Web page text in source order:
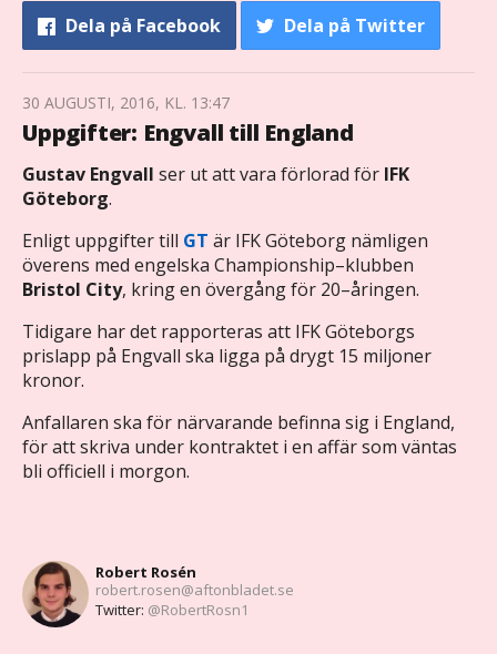
Dela på Facebook Dela på Twitter
30 AUGUSTI, 2016, KL. 13:47
Uppgifter: Engvall till England
Gustav Engvall ser ut att vara förlorad för IFK
Göteborg.
Enligt uppgifter till GT är IFK Göteborg nämligen
överens med engelska Championship–klubben
Bristol City, kring en övergång för 20–åringen.
Tidigare har det rapporteras att IFK Göteborgs
prislapp på Engvall ska ligga på drygt 15 miljoner
kronor.
Anfallaren ska för närvarande befinna sig i England,
för att skriva under kontraktet i en affär som väntas
bli officiell i morgon.
Robert Rosén
robert.rosen@aftonbladet.se
Twitter: @RobertRosn1